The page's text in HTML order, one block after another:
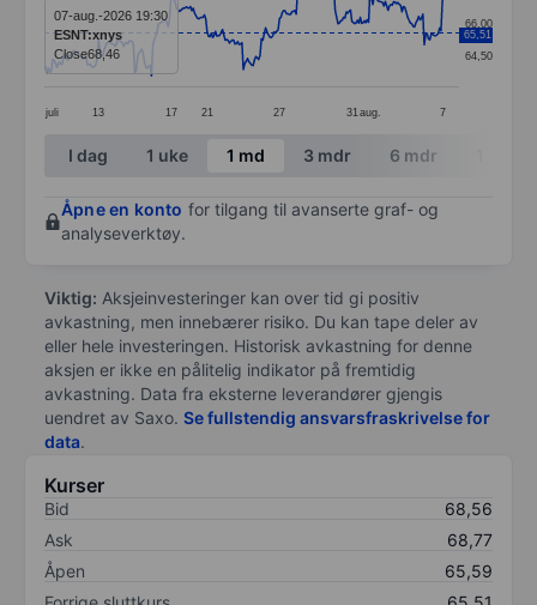
The chart has 1 X axis displaying categories.
The chart has 1 Y axis displaying values. Data
juli 13 17 21 27 31 aug. 7
64,50
66,00
65,51
07-aug.-2026 19:30
ESNT:xnys
Close68,46
End of interactive chart.
I dag 1 uke 1 md 3 mdr 6 mdr
Åpne en konto for tilgang til avanserte graf- og
analyseverktøy.
Viktig: Aksjeinvesteringer kan over tid gi positiv
avkastning, men innebærer risiko. Du kan tape deler av
eller hele investeringen. Historisk avkastning for denne
aksjen er ikke en pålitelig indikator på fremtidig
avkastning. Data fra eksterne leverandører gjengis
uendret av Saxo. Se fullstendig ansvarsfraskrivelse for
data.
Kurser
Bid
68,56
Ask
68,77
Åpen
65,59